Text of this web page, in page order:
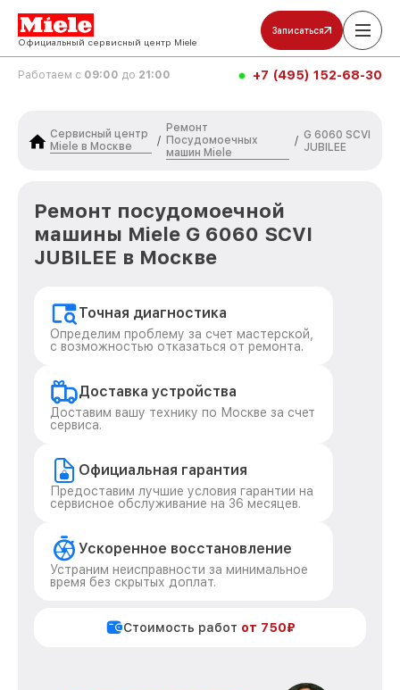
Официальный сервисный центр Miele
Записаться
Работаем с 09:00 до 21:00 +7 (495) 152-68-30
Сервисный центр
Miele в Москве
/
Ремонт
Посудомоечных
машин Miele
/ G 6060 SCVI
JUBILEE
Ремонт посудомоечной
машины Miele G 6060 SCVI
JUBILEE в Москве
Точная диагностика
Определим проблему за счет мастерской,
с возможностью отказаться от ремонта.
Доставка устройства
Доставим вашу технику по Москве за счет
сервиса.
Официальная гарантия
Предоставим лучшие условия гарантии на
сервисное обслуживание на 36 месяцев.
Ускоренное восстановление
Устраним неисправности за минимальное
время без скрытых доплат.
Стоимость работ от 750₽